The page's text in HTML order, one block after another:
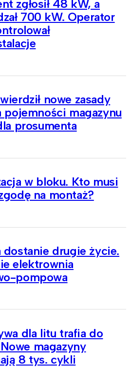
zgłosił 48 kW, a
700 kW. Operator
nowe zasady
pojemności magazynu
prosumenta
w bloku. Kto musi
na montaż?
dostanie drugie życie.
elektrownia
pompowa
dla litu trafia do
magazyny
8 tys. cykli